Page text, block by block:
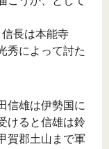
長は本能寺
秀によって討た
信雄は伊勢国に
けると信雄は鈴
賀郡土山まで軍